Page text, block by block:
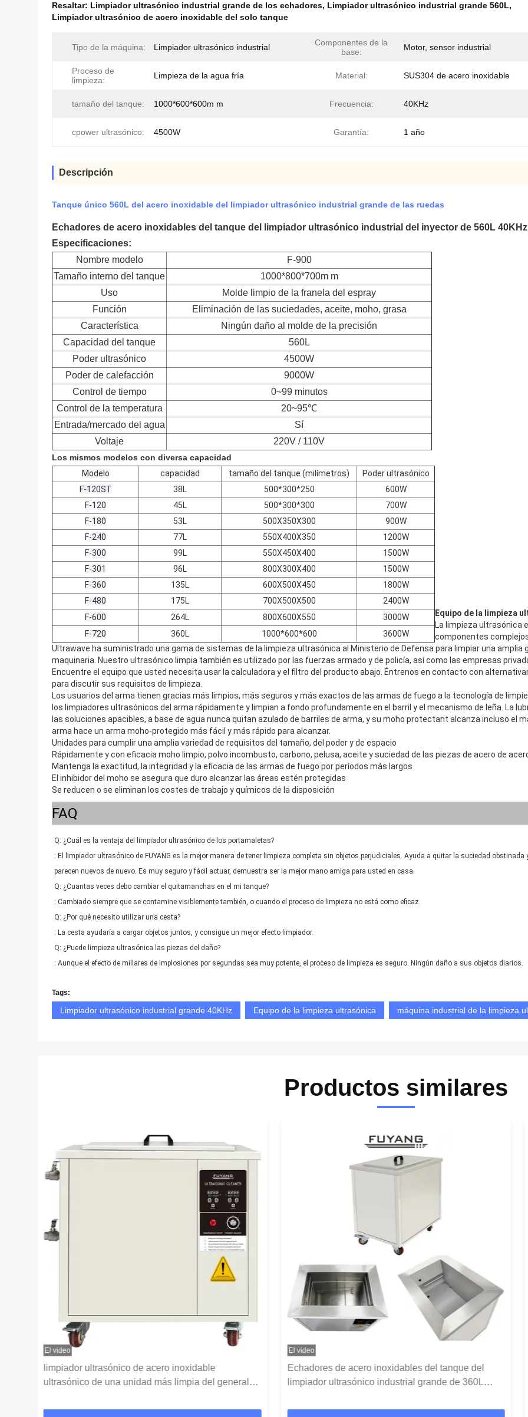
Resaltar: Limpiador ultrasónico industrial grande de los echadores, Limpiador ultrasónico industrial grande 560L,
Limpiador ultrasónico de acero inoxidable del solo tanque
Tipo de la máquina: Limpiador ultrasónico industrial
Componentes de la
base:
Motor, sensor industrial
Proceso de
limpieza:
Limpieza de la agua fría Material: SUS304 de acero inoxidable
tamaño del tanque: 1000*600*600m m Frecuencia: 40KHz
cpower ultrasónico: 4500W Garantía: 1 año
Descripción
Tanque único 560L del acero inoxidable del limpiador ultrasónico industrial grande de las ruedas
Echadores de acero inoxidables del tanque del limpiador ultrasónico industrial del inyector de 560L
Especificaciones:
Nombre modelo
F-900
Tamaño interno del tanque
1000*800*700m m
Uso
Molde limpio de la franela del espray
Función
Eliminación de las suciedades, aceite, moho, grasa
Característica
Ningún daño al molde de la precisión
Capacidad del tanque
560L
Poder ultrasónico
4500W
Poder de calefacción
9000W
Control de tiempo
0~99 minutos
Control de la temperatura
20~95℃
Entrada/mercado del agua
Sí
Voltaje
220V / 110V
Los mismos modelos con diversa capacidad
Modelo
capacidad tamaño del tanque (milímetros)
Poder ultrasónico
F-120ST
38L 500*300*250
600W
F-120
45L 500*300*300
700W
F-180
53L 500X350X300
900W
F-240
77L 550X400X350
1200W
F-300
99L 550X450X400
1500W
F-301
96L 800X300X400
1500W
F-360
135L 600X500X450
1800W
F-480
175L 700X500X500
2400W
F-600
264L 800X600X550
3000W
F-720
360L 1000*600*600 3600W
Equipo de la limpieza
La limpieza ultrasónica
componentes
Ultrawave ha suministrado una gama de sistemas de la limpieza ultrasónica al Ministerio de Defensa para limpiar una
maquinaria. Nuestro ultrasónico limpia también es utilizado por las fuerzas armado y de policía, así como las empresas
Encuentre el equipo que usted necesita usar la calculadora y el filtro del producto abajo. Éntrenos en contacto con
para discutir sus requisitos de limpieza.
Los usuarios del arma tienen gracias más limpios, más seguros y más exactos de las armas de fuego a la tecnología de
los limpiadores ultrasónicos del arma rápidamente y limpian a fondo profundamente en el barril y el mecanismo de leña. La
las soluciones apacibles, a base de agua nunca quitan azulado de barriles de arma, y su moho protectant alcanza incluso el
arma hace un arma moho-protegido más fácil y más rápido para alcanzar.
Unidades para cumplir una amplia variedad de requisitos del tamaño, del poder y de espacio
Rápidamente y con eficacia moho limpio, polvo incombusto, carbono, pelusa, aceite y suciedad de las piezas de acero de
Mantenga la exactitud, la integridad y la eficacia de las armas de fuego por períodos más largos
El inhibidor del moho se asegura que duro alcanzar las áreas estén protegidas
Se reducen o se eliminan los costes de trabajo y químicos de la disposición
FAQ
Q: ¿Cuál es la ventaja del limpiador ultrasónico de los portamaletas?
: El limpiador ultrasónico de FUYANG es la mejor manera de tener limpieza completa sin objetos perjudiciales. Ayuda a quitar la suciedad obstinada
parecen nuevos de nuevo. Es muy seguro y fácil actuar, demuestra ser la mejor mano amiga para usted en casa.
Q: ¿Cuantas veces debo cambiar el quitamanchas en el mi tanque?
: Cambiado siempre que se contamine visiblemente también, o cuando el proceso de limpieza no está como eficaz.
Q: ¿Por qué necesito utilizar una cesta?
: La cesta ayudaría a cargar objetos juntos, y consigue un mejor efecto limpiador.
Q: ¿Puede limpieza ultrasónica las piezas del daño?
: Aunque el efecto de millares de implosiones por segundas sea muy potente, el proceso de limpieza es seguro. Ningún daño a sus objetos diarios.
Tags:
Limpiador ultrasónico industrial grande 40KHz Equipo de la limpieza ultrasónica máquina industrial de la limpieza
Productos similares
El video
limpiador ultrasónico de acero inoxidable
ultrasónico de una unidad más limpia del general
El video
Echadores de acero inoxidables del tanque del
limpiador ultrasónico industrial grande de 360L